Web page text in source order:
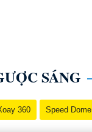
SÁNG
360 Speed Dome